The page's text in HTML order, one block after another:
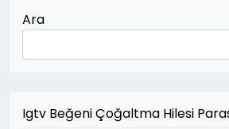
Ara
Igtv Beğeni Çoğaltma Hilesi